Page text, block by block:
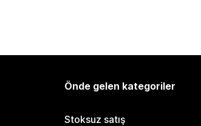
Önde gelen kategoriler
Stoksuz satış